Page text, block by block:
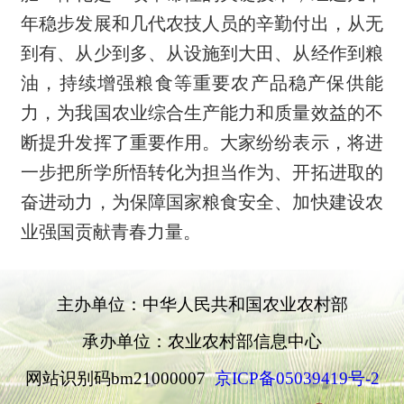
年稳步发展和几代农技人员的辛勤付出，从无
到有、从少到多、从设施到大田、从经作到粮
油，持续增强粮食等重要农产品稳产保供能
力，为我国农业综合生产能力和质量效益的不
断提升发挥了重要作用。大家纷纷表示，将进
一步把所学所悟转化为担当作为、开拓进取的
奋进动力，为保障国家粮食安全、加快建设农
业强国贡献青春力量。
主办单位：中华人民共和国农业农村部
承办单位：农业农村部信息中心
网站识别码bm21000007京ICP备05039419号-2